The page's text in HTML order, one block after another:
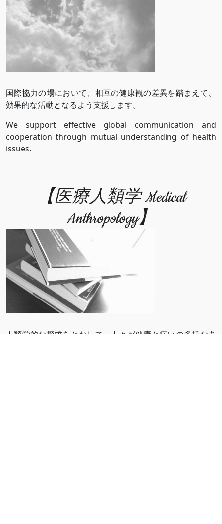
国際協力の場において、相互の健康観の差異を踏まえて、
効果的な活動となるよう支援します。
We support effective global communication and
cooperation through mutual understanding of health
issues.
【医療人類学 Medical
Anthropology】
人類学的な探求をとおして、人々が健康と病いの多様なあ